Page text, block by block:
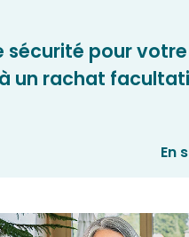
sécurité pour
un rachat
En